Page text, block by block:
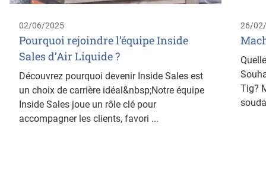
02/06/2025
Pourquoi rejoindre l’équipe Inside
Sales d’Air Liquide ?
Découvrez pourquoi devenir Inside Sales est
un choix de carrière idéal&nbsp;Notre équipe
Inside Sales joue un rôle clé pour
accompagner les clients, favori ...
26/
Tig?